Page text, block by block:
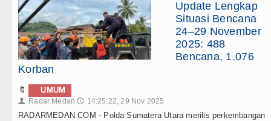
Update Lengkap
Situasi Bencana
24–29 November
2025: 488
Bencana, 1.076
Korban
🔖 UMUM
👤 Radar Medan 🕔 14:25:22, 29 Nov 2025
RADARMEDAN.COM - Polda Sumatera Utara merilis perkembangan